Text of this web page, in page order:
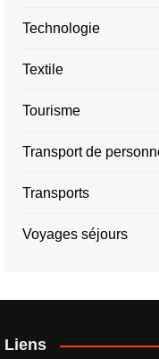
Technologie
Textile
Tourisme
Transport de
Transports
Voyages séjours
Liens